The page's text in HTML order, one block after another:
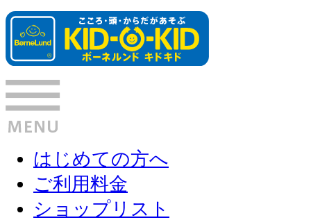
はじめての方へ
ご利用料金
ショップリスト